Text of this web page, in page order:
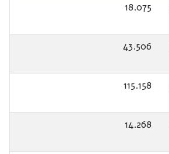
18.075
43.506
115.158
14.268